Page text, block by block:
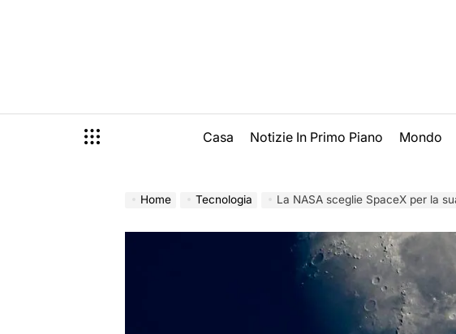
Casa Notizie In Primo Piano Mondo
Home Tecnologia La NASA sceglie SpaceX per la